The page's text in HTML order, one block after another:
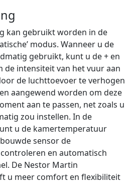
kan gebruikt worden in de
modus. Wanneer u de
gebruikt, kunt u de + en
de intensiteit van het vuur aan
de luchttoevoer te verhogen
aangewend worden om deze
aan te passen, net zoals u
zou instellen. In de
u de kamertemperatuur
sensor de
en automatisch
De Nestor Martin
u meer comfort en flexibiliteit